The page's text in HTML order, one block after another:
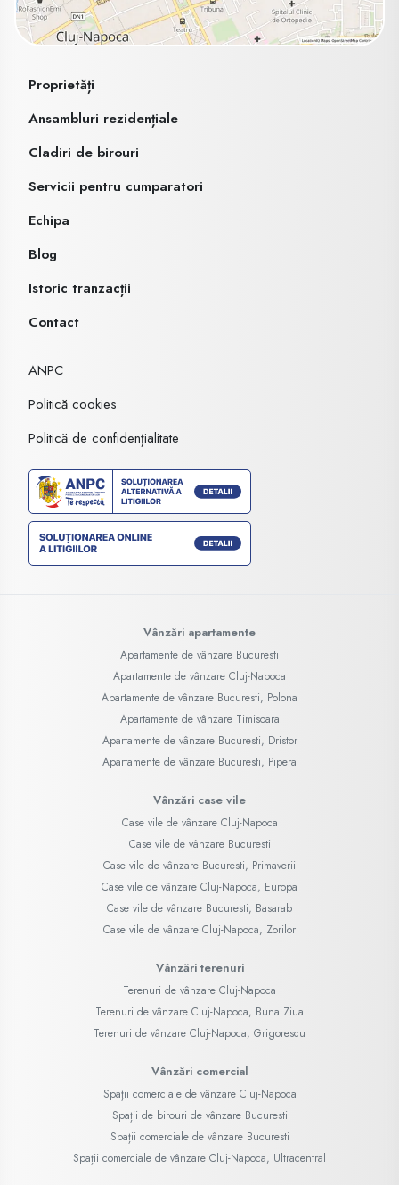
Proprietăți
Ansambluri rezidențiale
Cladiri de birouri
Servicii pentru cumparatori
Echipa
Blog
Istoric tranzacții
Contact
ANPC
Politică cookies
Politică de confidențialitate
Vânzări apartamente
Apartamente de vânzare Bucuresti
Apartamente de vânzare Cluj-Napoca
Apartamente de vânzare Bucuresti, Polona
Apartamente de vânzare Timisoara
Apartamente de vânzare Bucuresti, Dristor
Apartamente de vânzare Bucuresti, Pipera
Vânzări case vile
Case vile de vânzare Cluj-Napoca
Case vile de vânzare Bucuresti
Case vile de vânzare Bucuresti, Primaverii
Case vile de vânzare Cluj-Napoca, Europa
Case vile de vânzare Bucuresti, Basarab
Case vile de vânzare Cluj-Napoca, Zorilor
Vânzări terenuri
Terenuri de vânzare Cluj-Napoca
Terenuri de vânzare Cluj-Napoca, Buna Ziua
Terenuri de vânzare Cluj-Napoca, Grigorescu
Vânzări comercial
Spații comerciale de vânzare Cluj-Napoca
Spații de birouri de vânzare Bucuresti
Spații comerciale de vânzare Bucuresti
Spații comerciale de vânzare Cluj-Napoca, Ultracentral